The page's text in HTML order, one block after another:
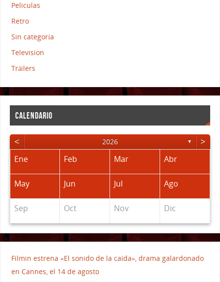
Peliculas
Retro
Sin categoría
Television
Tráilers
CALENDARIO
< 2026 ▼ >
Ene Feb Mar Abr
May Jun Jul Ago
Sep Oct Nov Dic
Filmin estrena «El sonido de la caída», drama galardonado
en Cannes, el 14 de agosto